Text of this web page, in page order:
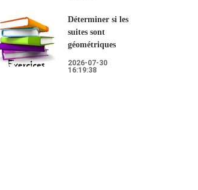
Déterminer si les
suites sont
géométriques
2026-07-30
16:19:38